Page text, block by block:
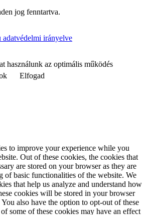
jog fenntartva.
adatvédelmi irányelve
használunk az optimális működés
Elfogad
to improve your experience while you
Out of these cookies, the cookies that
are stored on your browser as they are
of basic functionalities of the website. We
that help us analyze and understand how
cookies will be stored in your browser
also have the option to opt-out of these
some of these cookies may have an effect